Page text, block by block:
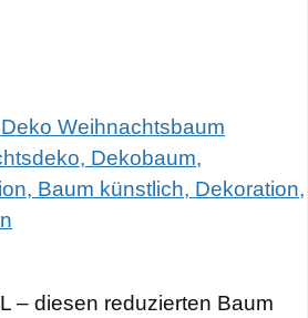
Weihnachtsbaum
Dekobaum,
Baum künstlich, Dekoration,
– diesen reduzierten Baum